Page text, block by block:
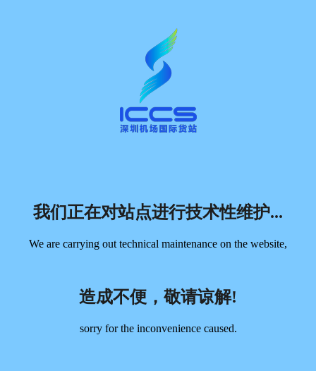
我们正在对站点进行技术性维护...
We are carrying out technical maintenance on the website,
造成不便，敬请谅解!
sorry for the inconvenience caused.